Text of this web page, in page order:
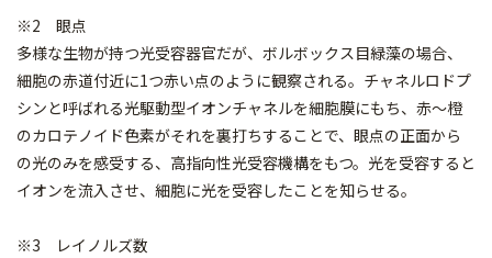
※2 眼点
多様な生物が持つ光受容器官だが、ボルボックス目緑藻の場合、
細胞の赤道付近に1つ赤い点のように観察される。チャネルロドプ
シンと呼ばれる光駆動型イオンチャネルを細胞膜にもち、赤〜橙
のカロテノイド色素がそれを裏打ちすることで、眼点の正面から
の光のみを感受する、高指向性光受容機構をもつ。光を受容すると
イオンを流入させ、細胞に光を受容したことを知らせる。
※3 レイノルズ数